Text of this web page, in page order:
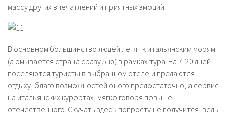
массу других впечатлений и приятных эмоций.
В основном большинство людей летят к итальянским морям
(а омывается страна сразу 5-ю) в рамках тура. На 7-20 дней
поселяются туристы в выбранном отеле и предаются
отдыху, благо возможностей оного предостаточно, а сервис
на итальянских курортах, мягко говоря повыше
отечественного. Скучать здесь попросту не получится, ведь